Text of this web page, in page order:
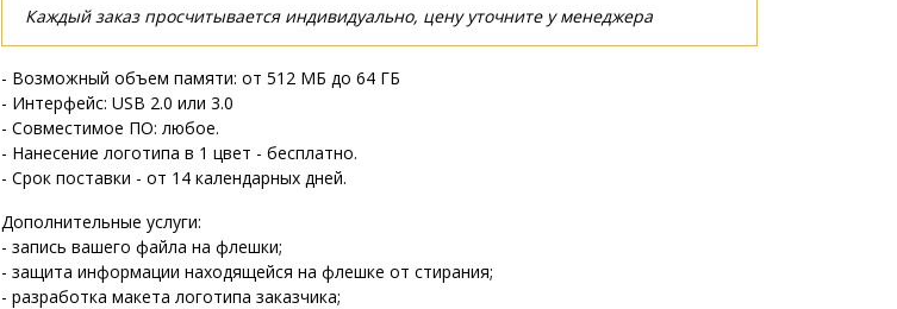
Каждый заказ просчитывается индивидуально, цену уточните у менеджера
- Возможный объем памяти: от 512 МБ до 64 ГБ
- Интерфейс: USB 2.0 или 3.0
- Совместимое ПО: любое.
- Нанесение логотипа в 1 цвет - бесплатно.
- Срок поставки - от 14 календарных дней.
Дополнительные услуги:
- запись вашего файла на флешки;
- защита информации находящейся на флешке от стирания;
- разработка макета логотипа заказчика;